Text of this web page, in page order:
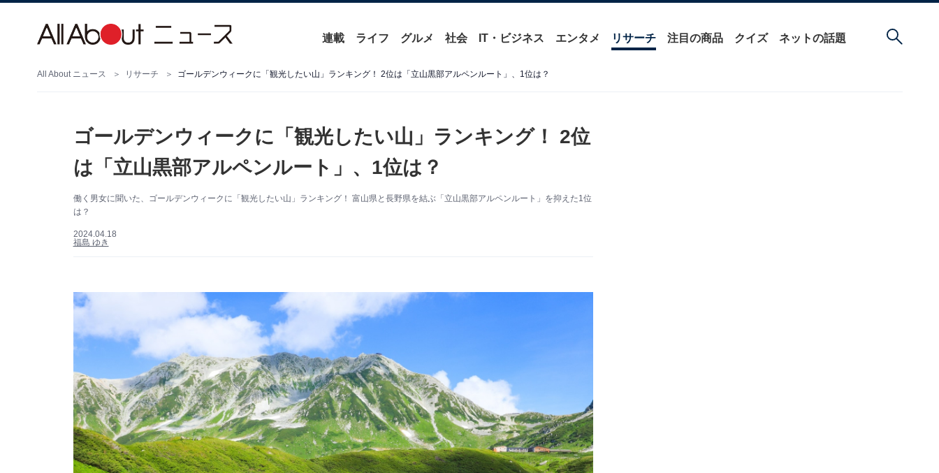
連載 ライフ グルメ 社会 IT・ビジネス エンタメ リサーチ 注目の商品 クイズ ネットの話題
All About ニュース リサーチ ゴールデンウィークに「観光したい山」ランキング！ 2位は「立山黒部アルペンルート」、1位は？
ゴールデンウィークに「観光したい山」ランキング！ 2位
は「立山黒部アルペンルート」、1位は？
働く男女に聞いた、ゴールデンウィークに「観光したい山」ランキング！ 富山県と長野県を結ぶ「立山黒部アルペンルート」を抑えた1位
は？
2024.04.18
福島 ゆき